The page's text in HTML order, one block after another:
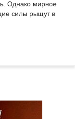
Однако мирное
силы рыщут в